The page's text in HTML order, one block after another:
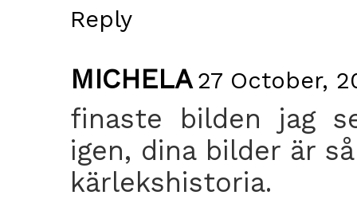
Reply
MICHELA 27 October,
finaste bilden jag
igen, dina bilder är
kärlekshistoria.